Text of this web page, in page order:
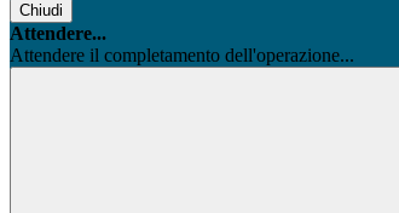
Chiudi
Attendere...
Attendere il completamento dell'operazione...